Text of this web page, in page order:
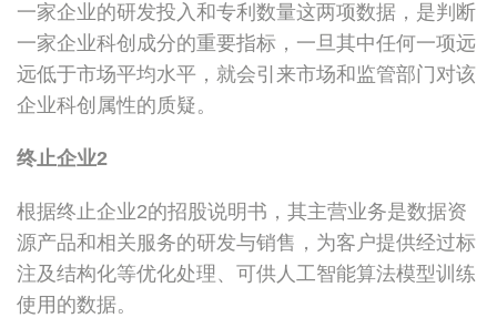
一家企业的研发投入和专利数量这两项数据，是判断
一家企业科创成分的重要指标，一旦其中任何一项远
远低于市场平均水平，就会引来市场和监管部门对该
企业科创属性的质疑。
终止企业2
根据终止企业2的招股说明书，其主营业务是数据资
源产品和相关服务的研发与销售，为客户提供经过标
注及结构化等优化处理、可供人工智能算法模型训练
使用的数据。